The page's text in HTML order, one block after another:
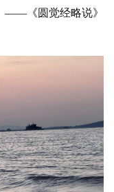
——《圆觉经略说》